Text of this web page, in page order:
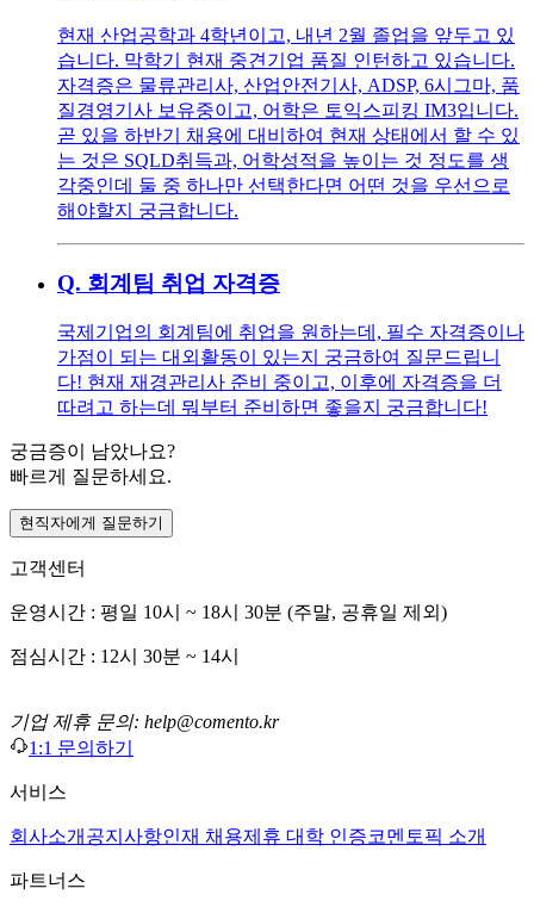
현재 산업공학과 4학년이고, 내년 2월 졸업을 앞두고 있
습니다. 막학기 현재 중견기업 품질 인턴하고 있습니다.
자격증은 물류관리사, 산업안전기사, ADSP, 6시그마, 품
질경영기사 보유중이고, 어학은 토익스피킹 IM3입니다.
곧 있을 하반기 채용에 대비하여 현재 상태에서 할 수 있
는 것은 SQLD취득과, 어학성적을 높이는 것 정도를 생
각중인데 둘 중 하나만 선택한다면 어떤 것을 우선으로
해야할지 궁금합니다.
Q. 회계팀 취업 자격증
국제기업의 회계팀에 취업을 원하는데, 필수 자격증이나
가점이 되는 대외활동이 있는지 궁금하여 질문드립니
다! 현재 재경관리사 준비 중이고, 이후에 자격증을 더
따려고 하는데 뭐부터 준비하면 좋을지 궁금합니다!
궁금증이 남았나요?
빠르게 질문하세요.
현직자에게 질문하기
고객센터
운영시간 : 평일 10시 ~ 18시 30분 (주말, 공휴일 제외)
점심시간 : 12시 30분 ~ 14시
기업 제휴 문의: help@comento.kr
1:1 문의하기
서비스
회사소개 공지사항인재 채용제휴 대학 인증코멘토픽 소개
파트너스